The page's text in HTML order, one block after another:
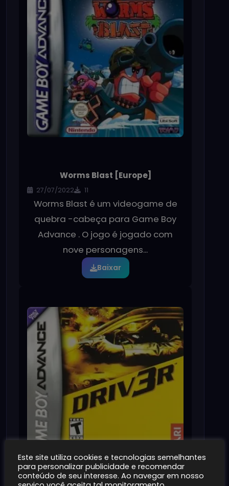
Worms Blast [Europe]
27/07/2022 11
Worms Blast é um videogame de
quebra -cabeça para Game Boy
Advance . O jogo é jogado com
nove personagens...
Baixar
Este site utiliza cookies e tecnologias semelhantes
para personalizar publicidade e recomendar
conteúdo de seu interesse. Ao navegar em nosso